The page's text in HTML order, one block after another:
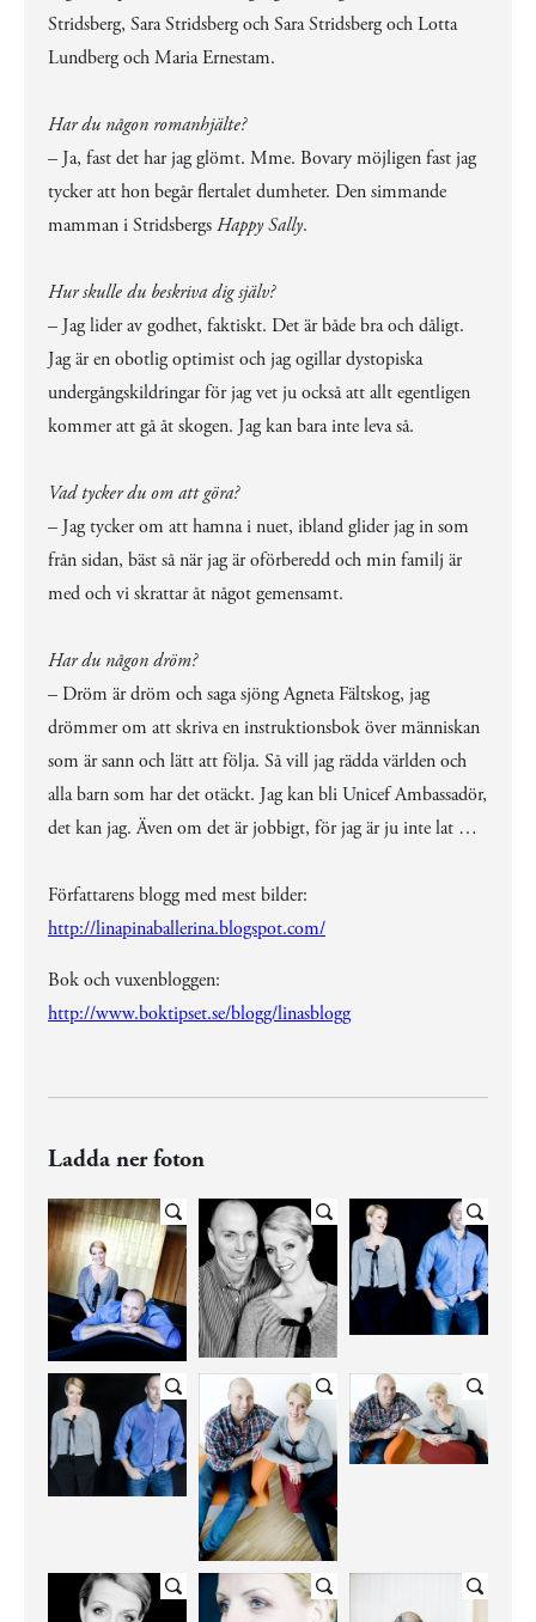
Stridsberg, Sara Stridsberg och Sara Stridsberg och Lotta
Lundberg och Maria Ernestam.
Har du någon romanhjälte?
– Ja, fast det har jag glömt. Mme. Bovary möjligen fast jag
tycker att hon begår flertalet dumheter. Den simmande
mamman i StridsbergsHappy Sally.
Hur skulle du beskriva dig själv?
– Jag lider av godhet, faktiskt. Det är både bra och dåligt.
Jag är en obotlig optimist och jag ogillar dystopiska
undergångskildringar för jag vet ju också att allt egentligen
kommer att gå åt skogen. Jag kan bara inte leva så.
Vad tycker du om att göra?
– Jag tycker om att hamna i nuet, ibland glider jag in som
från sidan, bäst så när jag är oförberedd och min familj är
med och vi skrattar åt något gemensamt.
Har du någon dröm?
– Dröm är dröm och saga sjöng Agneta Fältskog, jag
drömmer om att skriva en instruktionsbok över människan
som är sann och lätt att följa. Så vill jag rädda världen och
alla barn som har det otäckt. Jag kan bli Unicef Ambassadör,
det kan jag. Även om det är jobbigt, för jag är ju inte lat …
Författarens blogg med mest bilder:
http://linapinaballerina.blogspot.com/
Bok och vuxenbloggen:
http://www.boktipset.se/blogg/linasblogg
Ladda ner foton